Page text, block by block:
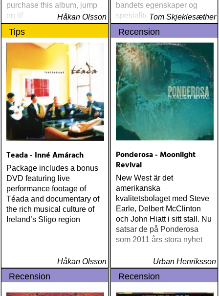
(Continental Song City)
Levon Helm Live At The
Ryman (Vanguard) Kjell
Gustavsson and the
Rhythm 'n' Blues Orchestra
The Boogie Boys (KG
Music Production) Nick
Lowe The Old Magic
(Proper) Tom Waits Bad As
Me (Anti) Chip Taylor w
Paal Flaata & Ida Jenshus
On This Darkest Day
purchase this album, jump
on it!
Håkan Olsson
bandets egenskaper og
spesialiteter forenes til en
høyere enhet
Tom Skjeklesæther
Tips
Teada - Inné Amárach
Package includes a bonus
DVD featuring live
performance footage of
Téada and documentary of
the rich musical culture of
Ireland’s Sligo region
Håkan Olsson
Recension
Ponderosa - Moonlight
Revival
New West är det
amerikanska
kvalitetsbolaget med Steve
Earle, Delbert McClinton
och John Hiatt i sitt stall. Nu
satsar de på Ponderosa
som 2011 års stora nyhet
Urban Henriksson
Recension Recension